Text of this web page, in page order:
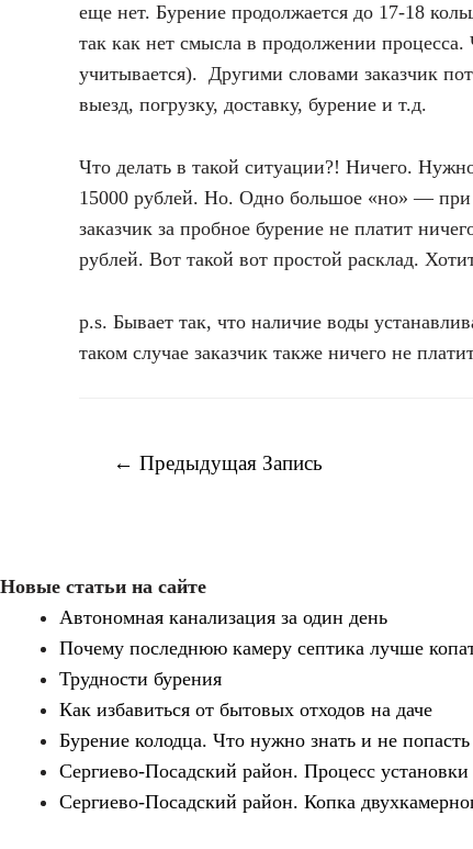
еще нет. Бурение продолжается до 17-18
так как нет смысла в продолжении
учитывается). Другими словами заказчик
выезд, погрузку, доставку, бурение и т.д.
Что делать в такой ситуации?! Ничего.
15000 рублей. Но. Одно большое «но» — при
заказчик за пробное бурение не платит
рублей. Вот такой вот простой расклад.
p.s. Бывает так, что наличие воды
таком случае заказчик также ничего не
Навигация
← Предыдущая Запись
Новые статьи на сайте
Автономная канализация за один день
Почему последнюю камеру септика лучше
Трудности бурения
Как избавиться от бытовых отходов на даче
Бурение колодца. Что нужно знать и не попасть
Сергиево-Посадский район. Процесс
Сергиево-Посадский район. Копка